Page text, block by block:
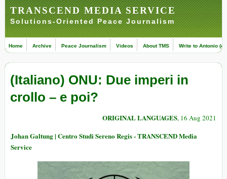
TRANSCEND MEDIA SERVICE
Solutions-Oriented Peace Journalism
Home Archive Peace Journalism Videos About TMS Write to Antonio
(Italiano) ONU: Due imperi in
crollo – e poi?
ORIGINAL LANGUAGES, 16 Aug 2021
Johan Galtung | Centro Studi Sereno Regis - TRANSCEND Media
Service